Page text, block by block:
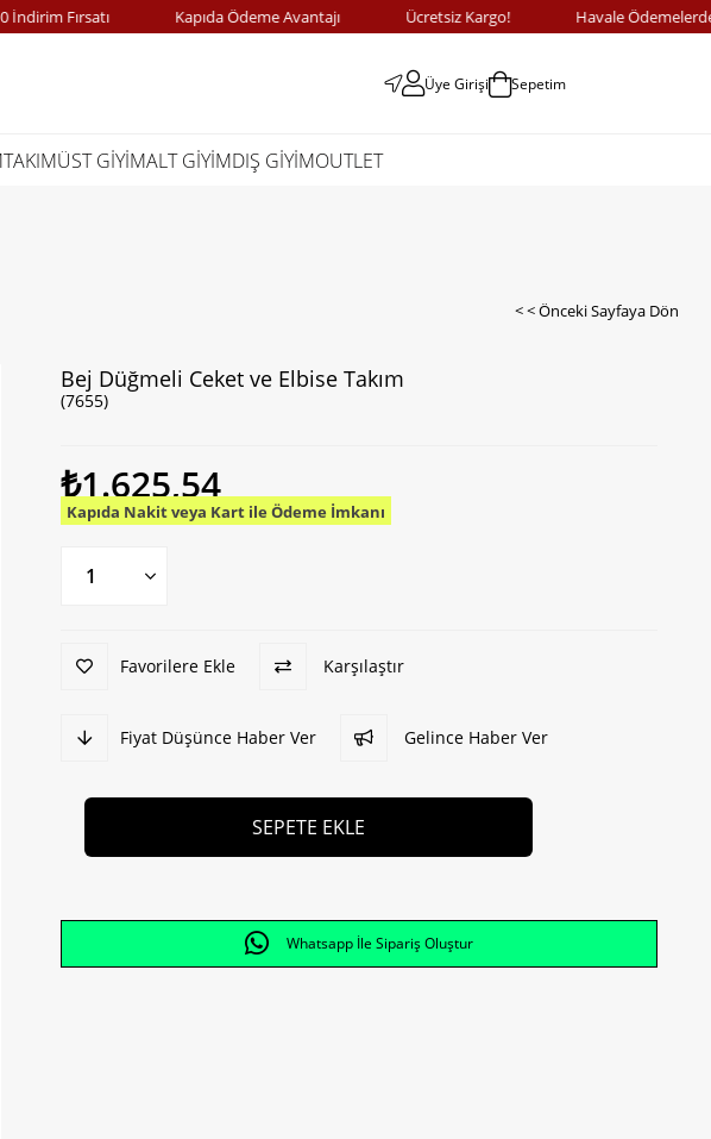
Fırsatı Kapıda Ödeme Avantajı Ücretsiz Kargo! Havale Ödemelerde
Üye Girişi Sepetim
TAKIMÜST GİYİMALT GİYİMDIŞ GİYİMOUTLET
< < Önceki Sayfaya Dön
Bej Düğmeli Ceket ve Elbise Takım
(7655)
₺1.625,54
Kapıda Nakit veya Kart ile Ödeme İmkanı
Favorilere Ekle Karşılaştır
Fiyat Düşünce Haber Ver Gelince Haber Ver
Whatsapp İle Sipariş Oluştur